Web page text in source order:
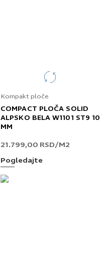
Kompakt ploče
COMPACT PLOČA SOLID
ALPSKO BELA W1101 ST9 10
MM
21.799,00 RSD/M2
Pogledajte